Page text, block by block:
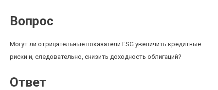
Вопрос
Могут ли отрицательные показатели ESG увеличить кредитные
риски и, следовательно, снизить доходность облигаций?
Ответ